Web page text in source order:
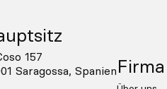
157
Saragossa, Spanien Firma